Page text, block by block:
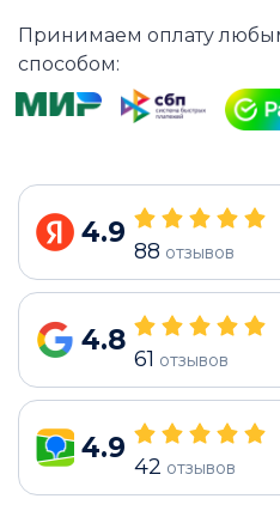
Принимаем оплату
способом:
4.9
88 отзывов
4.8
61 отзывов
4.9
42 отзывов